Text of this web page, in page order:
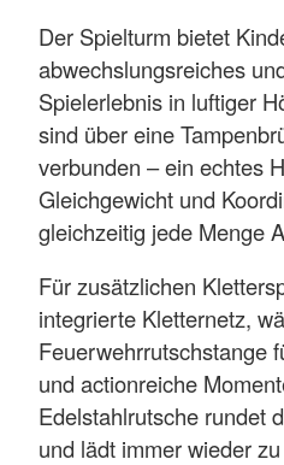
Der Spielturm bietet
abwechslungsreiches
Spielerlebnis in luftiger
sind über eine
verbunden – ein echtes
Gleichgewicht und
gleichzeitig jede Menge
Für zusätzlichen
integrierte Kletternetz,
Feuerwehrrutschstange
und actionreiche
Edelstahlrutsche rundet
und lädt immer wieder